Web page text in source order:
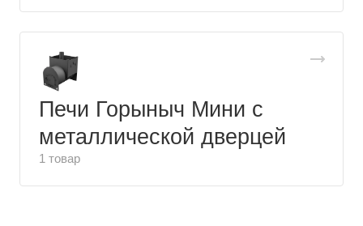
Печи Горыныч Мини с
металлической дверцей
1 товар